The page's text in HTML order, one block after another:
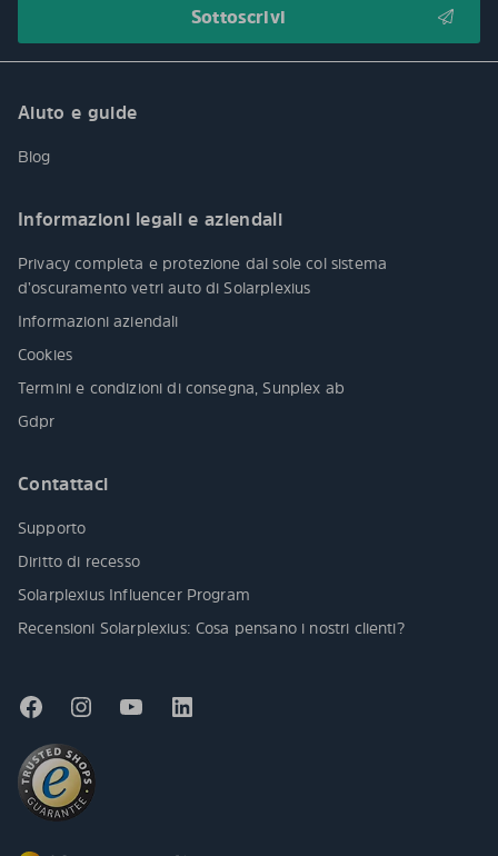
Aiuto e guide
Blog
Informazioni legali e aziendali
Privacy completa e protezione dal sole col sistema
d’oscuramento vetri auto di Solarplexius
Informazioni aziendali
Cookies
Termini e condizioni di consegna, Sunplex ab
Gdpr
Contattaci
Supporto
Diritto di recesso
Solarplexius Influencer Program
Recensioni Solarplexius: Cosa pensano i nostri clienti?